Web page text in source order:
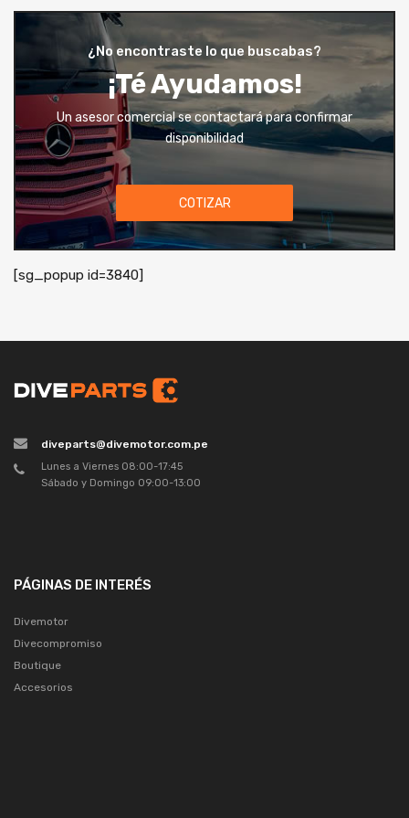
¿No encontraste lo que buscabas?
¡Té Ayudamos!
Un asesor comercial se contactará para confirmar
disponibilidad
COTIZAR
[sg_popup id=3840]
diveparts@divemotor.com.pe
Lunes a Viernes 08:00-17:45
Sábado y Domingo 09:00-13:00
PÁGINAS DE INTERÉS
Divemotor
Divecompromiso
Boutique
Accesorios